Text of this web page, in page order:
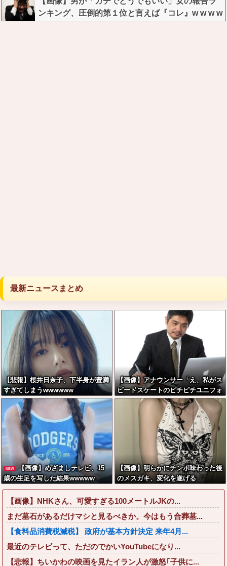
ンキング、圧倒的第１位と言えば『コレ』w w w w
最新ニュースまとめ
【悲報】桜井日奈子、下半身が豊満
すぎてしまうwwwwww
【画像】アナウンサー「え、私がス
ピードスケートのピチピチユニフォ
ーム着るんですか…？ﾑﾁｨ！！」←
これはお前らに刺さるやろw w w w
NEW
【画像】めざましテレビ、15
歳の生足を写した結果wwwww
【画像】明らかにチンポ味わった後
のメスガキ、変化を遂げる
【画像】NHKさん、可愛すぎる100メートルJKの...
まだ墓石があるだけマシと見るべきか。今はもう合葬墓...
【食料品消費税減税】 政府が基本方針決定 来年4月...
最近のテレビって、ただのでかいYouTubeになり...
【悲報】ちいかわの映画を見たイラン人が激怒｢子供に...